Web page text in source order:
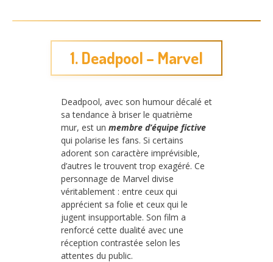
1. Deadpool – Marvel
Deadpool, avec son humour décalé et
sa tendance à briser le quatrième
mur, est un membre d’équipe fictive
qui polarise les fans. Si certains
adorent son caractère imprévisible,
d’autres le trouvent trop exagéré. Ce
personnage de Marvel divise
véritablement : entre ceux qui
apprécient sa folie et ceux qui le
jugent insupportable. Son film a
renforcé cette dualité avec une
réception contrastée selon les
attentes du public.